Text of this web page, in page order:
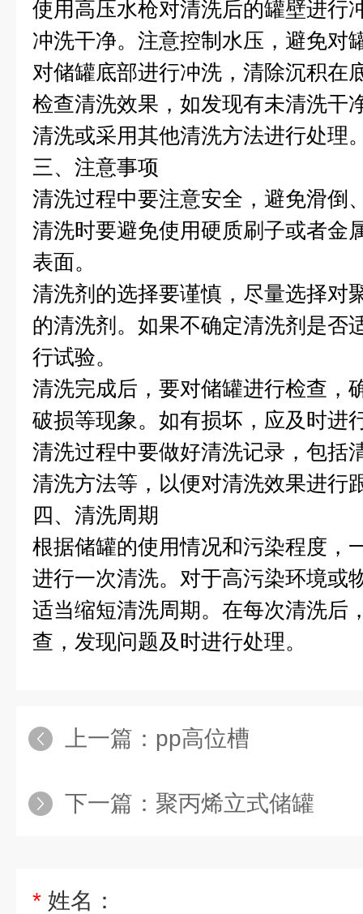
使用高压水枪对清洗后的罐壁进行
冲洗干净。注意控制水压，避免
对储罐底部进行冲洗，清除沉积
检查清洗效果，如发现有未清洗干
清洗或采用其他清洗方法进行处
三、注意事项
清洗过程中要注意安全，避免滑
清洗时要避免使用硬质刷子或者金
表面。
清洗剂的选择要谨慎，尽量选择对
的清洗剂。如果不确定清洗剂是否
行试验。
清洗完成后，要对储罐进行检查，
破损等现象。如有损坏，应及时
清洗过程中要做好清洗记录，包括
清洗方法等，以便对清洗效果进
四、清洗周期
根据储罐的使用情况和污染程度，
进行一次清洗。对于高污染环境或
适当缩短清洗周期。在每次清洗后
查，发现问题及时进行处理。
上一篇： pp高位槽
下一篇： 聚丙烯立式储罐
* 姓名：